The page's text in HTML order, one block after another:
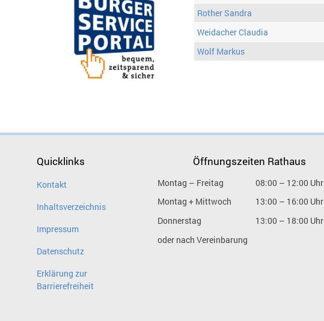
Rother Sandra
Weidacher Claudia
Wolf Markus
Quicklinks
Kontakt
Inhaltsverzeichnis
Impressum
Datenschutz
Erklärung zur
Barrierefreiheit
Öffnungszeiten Rathaus
Montag – Freitag
08:00 – 12:00 Uhr
Montag + Mittwoch
13:00 – 16:00 Uhr
Donnerstag
13:00 – 18:00 Uhr
oder nach Vereinbarung